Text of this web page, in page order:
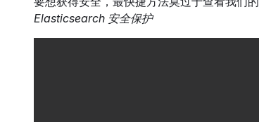
Elasticsearch 安全保护